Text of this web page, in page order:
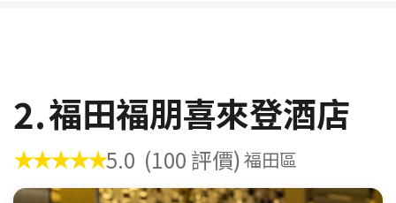
2.福田福朋喜來登酒店
★★★★★5.0 (100 評價)福田區